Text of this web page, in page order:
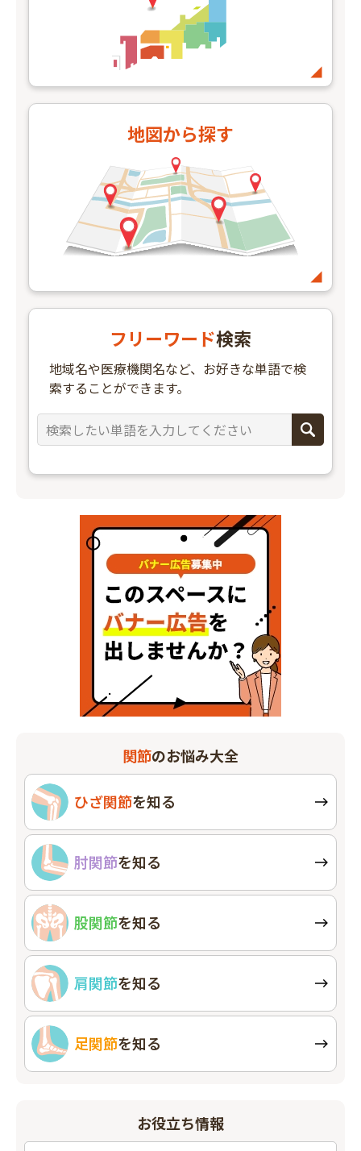
地図から探す
フリーワード検索
地域名や医療機関名など、お好きな単語で検
索することができます。
関節のお悩み大全
ひざ関節を知る
肘関節を知る
股関節を知る
肩関節を知る
足関節を知る
お役立ち情報